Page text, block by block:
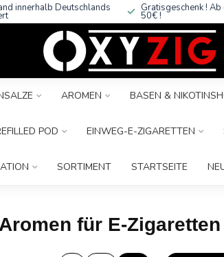
innerhalb Deutschlands Gratisgeschenk !
50€ !
AROMEN BASEN &
POD EINWEG-E-ZIGARETTEN
SORTIMENT STARTSEITE
für E-Zigaretten